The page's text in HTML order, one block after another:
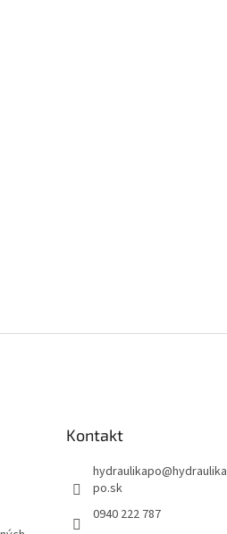
Kontakt
hydraulikapo@hydraulika
po.sk
0940 222 787